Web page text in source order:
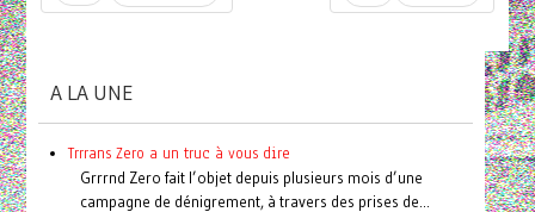
A LA UNE
Trrrans Zero a un truc à vous dire
Grrrnd Zero fait l’objet depuis plusieurs mois d’une
campagne de dénigrement, à travers des prises de...